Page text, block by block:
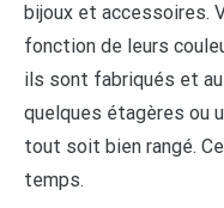
bijoux et accessoires.
fonction de leurs
ils sont fabriqués et
quelques étagères ou
tout soit bien rangé.
temps.